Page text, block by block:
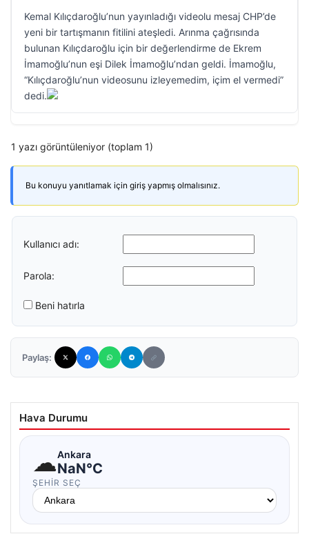
Kemal Kılıçdaroğlu’nun yayınladığı videolu mesaj CHP’de
yeni bir tartışmanın fitilini ateşledi. Arınma çağrısında
bulunan Kılıçdaroğlu için bir değerlendirme de Ekrem
İmamoğlu’nun eşi Dilek İmamoğlu’ndan geldi. İmamoğlu,
“Kılıçdaroğlu’nun videosunu izleyemedim, içim el vermedi”
dedi.
1 yazı görüntüleniyor (toplam 1)
Bu konuyu yanıtlamak için giriş yapmış olmalısınız.
Kullanıcı adı:
Parola:
Beni hatırla
Paylaş:
Hava Durumu
☁Ankara
NaN°C
ŞEHIR SEÇ